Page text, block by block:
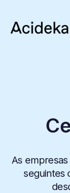
As
seguintes